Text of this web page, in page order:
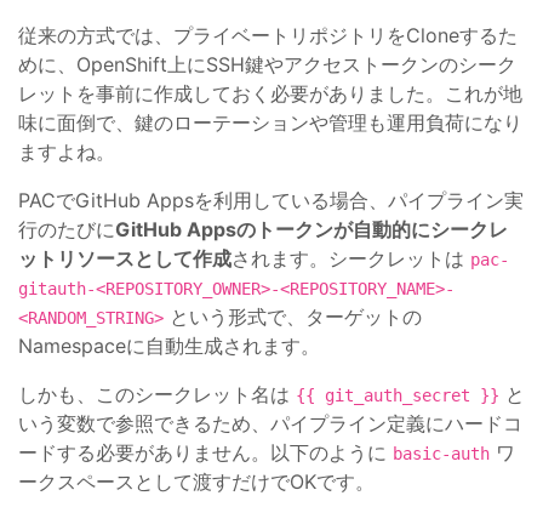
従来の方式では、プライベートリポジトリをCloneするた
めに、OpenShift上にSSH鍵やアクセストークンのシーク
レットを事前に作成しておく必要がありました。これが地
味に面倒で、鍵のローテーションや管理も運用負荷になり
ますよね。
PACでGitHub Appsを利用している場合、パイプライン実
行のたびにGitHub Appsのトークンが自動的にシークレ
ットリソースとして作成されます。シークレットは pac-
gitauth-<REPOSITORY_OWNER>-<REPOSITORY_NAME>-
<RANDOM_STRING> という形式で、ターゲットの
Namespaceに自動生成されます。
しかも、このシークレット名は {{ git_auth_secret }} と
いう変数で参照できるため、パイプライン定義にハードコ
ードする必要がありません。以下のように basic-auth ワ
ークスペースとして渡すだけでOKです。